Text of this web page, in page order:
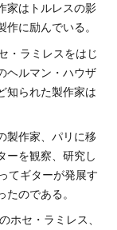
家はトルレスの影
に励んでいる。
・ラミレスをはじ
ヘルマン・ハウザ
知られた製作家は
製作家、パリに移
ーを観察、研究し
てギターが発展す
のである。
ホセ・ラミレス、